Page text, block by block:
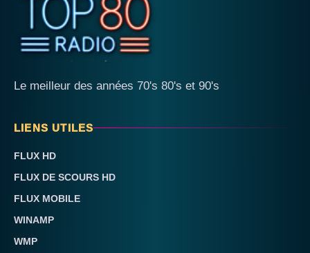
Le meilleur des années 70's 80's et 90's
LIENS UTILES
FLUX HD
FLUX DE SCOURS HD
FLUX MOBILE
WINAMP
WMP